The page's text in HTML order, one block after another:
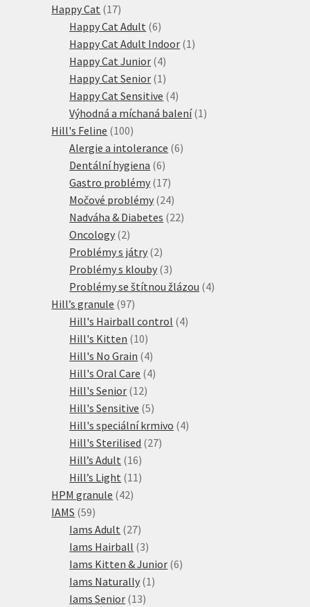
Happy Cat 1717
produktů
Happy Cat Adult 66
produktů
Happy Cat Adult Indoor 1 1
Happy Cat Junior 44
produkty
Happy Cat Senior 1 1
produkt
Happy Cat Sensitive 44
produkty
Výhodná a míchaná balení 1 1
Hill's Feline 100100
produktů
Alergie a intolerance 66
Dentální hygiena 66
produktů
Gastro problémy 1717
produktů
Močové problémy 2424
produktů
Nadváha & Diabetes 2222
Oncology 22
produkty
Problémy s játry 22
produkty
Problémy s klouby 33
produkty
Problémy se štítnou žlázou 44
Hill’s granule 9797
produktů
Hill's Hairball control 44
Hill's Kitten 1010
produktů
Hill's No Grain 44
produkty
Hill's Oral Care 44
Hill's Senior 1212
produktů
Hill's Sensitive 55
produktů
Hill's speciální krmivo 44
Hill's Sterilised 2727
Hill’s Adult 1616
produktů
Hill’s Light 11 11
HPM granule 4242
IAMS 5959
produktů
Iams Adult 2727
produktů
Iams Hairball 33
produkty
Iams Kitten & Junior 66
Iams Naturally 1 1
Iams Senior 1313